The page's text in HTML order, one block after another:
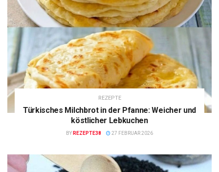
REZEPTE
Türkisches Milchbrot in der Pfanne: Weicher und
köstlicher Lebkuchen
BY REZEPTE38 27 FEBRUAR 2026